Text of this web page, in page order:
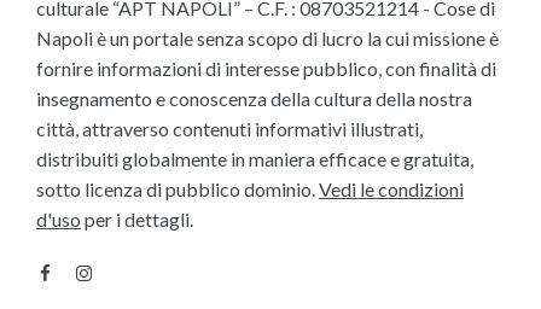
culturale “APT NAPOLI” – C.F. : 08703521214 - Cose di
Napoli è un portale senza scopo di lucro la cui missione è
fornire informazioni di interesse pubblico, con finalità di
insegnamento e conoscenza della cultura della nostra
città, attraverso contenuti informativi illustrati,
distribuiti globalmente in maniera efficace e gratuita,
sotto licenza di pubblico dominio.Vedi le condizioni
d'uso per i dettagli.